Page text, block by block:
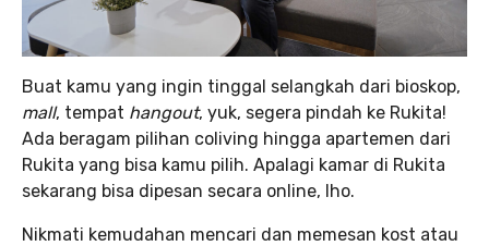
Buat kamu yang ingin tinggal selangkah dari bioskop,
mall, tempat hangout, yuk, segera pindah ke Rukita!
Ada beragam pilihan coliving hingga apartemen dari
Rukita yang bisa kamu pilih. Apalagi kamar di Rukita
sekarang bisa dipesan secara online, lho.
Nikmati kemudahan mencari dan memesan kost atau